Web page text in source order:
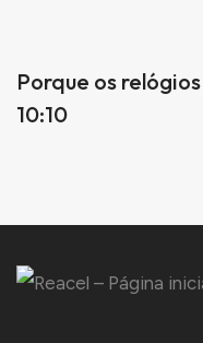
Porque os
10:10